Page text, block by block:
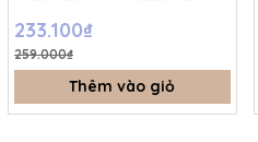
233.100₫
259.000₫
Thêm vào giỏ